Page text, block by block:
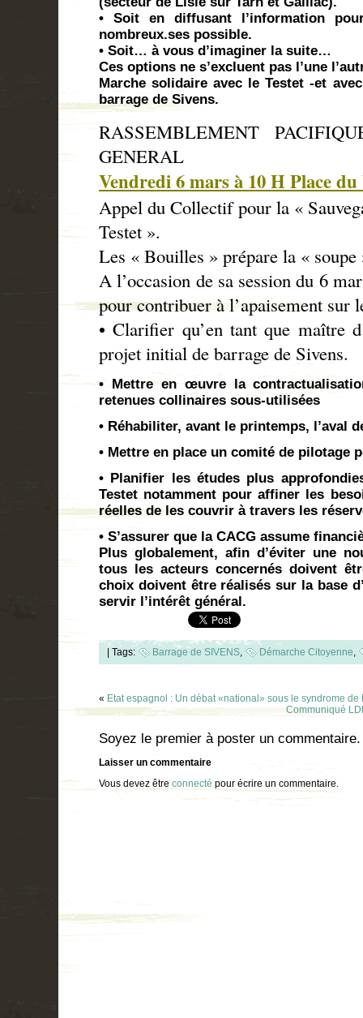
• Soit en diffusant l’information
nombreux.ses possible.
• Soit… à vous d’imaginer la suite…
Ces options ne s’excluent pas l’une
Marche solidaire avec le Testet -et
barrage de Sivens.
RASSEMBLEMENT
GENERAL
Vendredi 6 mars à 10 H Place
Appel du Collectif pour la «
Testet ».
Les « Bouilles » prépare la « soupe
A l’occasion de sa session du 6
pour contribuer à l’apaisement sur
• Clarifier qu’en tant que maître
projet initial de barrage de Sivens.
• Mettre en œuvre la
retenues collinaires sous-utilisées
• Réhabiliter, avant le printemps, l’aval
• Mettre en place un comité de pilotage
• Planifier les études plus
Testet notamment pour affiner les
réelles de les couvrir à travers les
• S’assurer que la CACG assume
Plus globalement, afin d’éviter une
tous les acteurs concernés doivent
choix doivent être réalisés sur la base
servir l’intérêt général.
| Tags: Barrage de SIVENS, Démarche Citoyenne,
« Etat espagnol : Un débat «national» sous le syndrome
Communiqué
Soyez le premier à poster un commentaire.
Laisser un commentaire
Vous devez être connecté pour écrire un commentaire.